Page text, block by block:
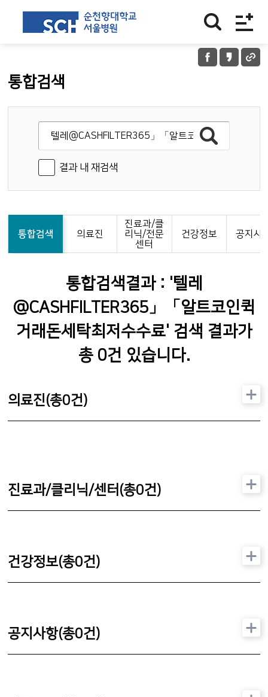
통합검색
결과 내 재검색
통합검색 의료진
진료과/클
리닉/전문
센터
건강정보 공지사
통합검색결과 : '텔레
@CASHFILTER365」「알트코인퀵
거래돈세탁최저수수료' 검색 결과가
총 0건 있습니다.
의료진(총0건)
진료과/클리닉/센터(총0건)
건강정보(총0건)
공지사항(총0건)